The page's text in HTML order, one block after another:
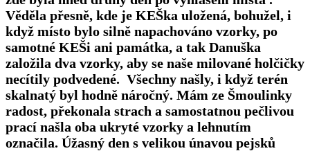
Věděla přesně, kde je KEŠka uložená, bohužel, i
když místo bylo silně napachováno vzorky, po
samotné KEŠi ani památka, a tak Danuška
založila dva vzorky, aby se naše milované holčičky
necítily podvedené. Všechny našly, i když terén
skalnatý byl hodně náročný. Mám ze Šmoulinky
radost, překonala strach a samostatnou pečlivou
prací našla oba ukryté vzorky a lehnutím
označila. Úžasný den s velikou únavou pejsků